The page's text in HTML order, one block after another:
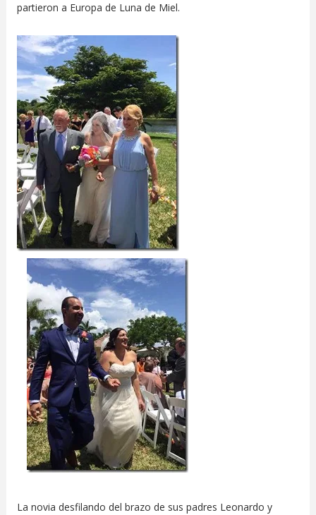
partieron a Europa de Luna de Miel.
La novia desfilando del brazo de sus padres Leonardo y